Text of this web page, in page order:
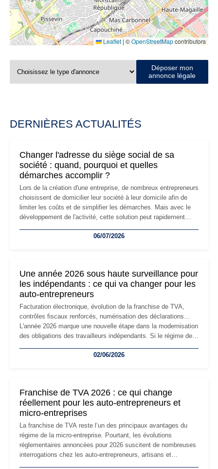
Leaflet | ©OpenStreetMapcontributors
Déposer mon
annonce légale
DERNIÈRES ACTUALITÉS
Changer l'adresse du siège social de sa
société : quand, pourquoi et quelles
démarches accomplir ?
Lors de la création d'une entreprise, de nombreux entrepreneurs
choisissent de domicilier leur société à leur domicile afin de
limiter les coûts et de simplifier les démarches. Mais avec le
développement de l'activité, cette solution peut rapidement
professionnels, recrutement, image de marque… Le
06/07/2026
Une année 2026 sous haute surveillance pour
les indépendants : ce qui va changer pour les
auto-entrepreneurs
Facturation électronique, évolution de la franchise de TVA,
contrôles fiscaux renforcés, numérisation des déclarations…
L'année 2026 marque une nouvelle étape dans la modernisation
des obligations des travailleurs indépendants. Si le régime de
les auto-entrepreneurs devront s'adapter à un environnement
02/06/2026
Franchise de TVA 2026 : ce qui change
réellement pour les auto-entrepreneurs et
micro-entreprises
La franchise de TVA reste l’un des principaux avantages du
régime de la micro-entreprise. Pourtant, les évolutions
réglementaires annoncées pour 2026 suscitent de nombreuses
interrogations chez les auto-entrepreneurs, artisans et